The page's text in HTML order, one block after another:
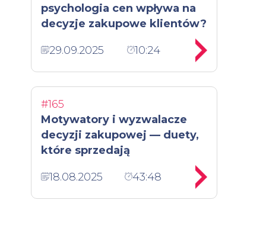
psychologia cen wpływa na
decyzje zakupowe klientów?
29.09.2025 10:24
#165
Motywatory i wyzwalacze
decyzji zakupowej — duety,
które sprzedają
18.08.2025 43:48